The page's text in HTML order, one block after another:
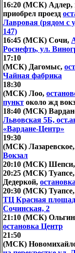
16:20 (МСК) Адлер,
приобрел проезд
Лавровая (рядом с
147)
16:45 (МСК) Сочи,
Роснефть, ул.
17:10
(МСК) Дагомыс,
Чайная фабрика
18:30
(МСК) Лоо,
пункт около жд
18:40 (МСК)
Львовская 5Б,
«Вардане-Центр»
19:30
(МСК)
Вокзал
20:10 (МСК)
20:25 (МСК)
Дедеркой,
20:30 (МСК)
ТЦ Красная
Сочинская, 2
21:10 (МСК)
остановка Центр
21:50
(МСК)